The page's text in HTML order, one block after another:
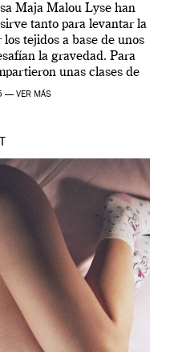
Maja Malou Lyse han
tanto para levantar la
tejidos a base de unos
la gravedad. Para
unas clases de
Tate […]
— VER MÁS